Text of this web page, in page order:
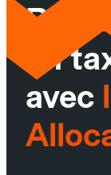
un
avec